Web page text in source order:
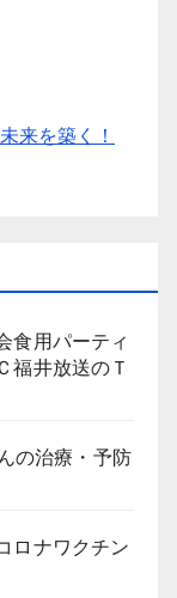
来を築く！
食用パーティ
福井放送のＴ
の治療・予防
ロナワクチン